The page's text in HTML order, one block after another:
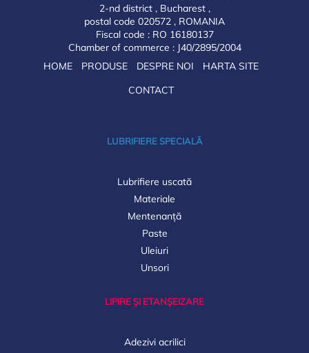
2-nd district , Bucharest ,
postal code 020572 , ROMANIA
Fiscal code : RO 16180137
Chamber of commerce : J40/2895/2004
HOME
PRODUSE DESPRE NOI
HARTA SITE
CONTACT
LUBRIFIERE SPECIALĂ
Lubrifiere uscată
Materiale
Mentenanță
Paste
Uleiuri
Unsori
LIPIRE ȘI ETANȘEIZARE
Adezivi acrilici